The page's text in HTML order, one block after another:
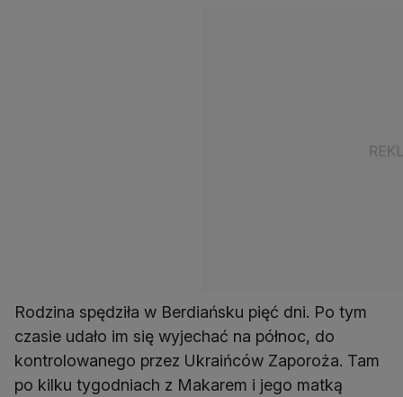
Rodzina spędziła w Berdiańsku pięć dni. Po tym
czasie udało im się wyjechać na północ, do
kontrolowanego przez Ukraińców Zaporoża. Tam
po kilku tygodniach z Makarem i jego matką